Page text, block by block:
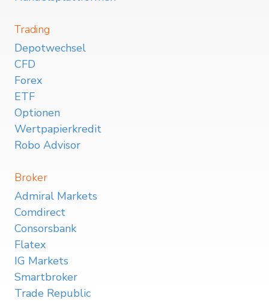
Trading
Depotwechsel
CFD
Forex
ETF
Optionen
Wertpapierkredit
Robo Advisor
Broker
Admiral Markets
Comdirect
Consorsbank
Flatex
IG Markets
Smartbroker
Trade Republic